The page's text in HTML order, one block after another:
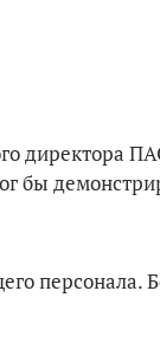
директора
бы
персонала.